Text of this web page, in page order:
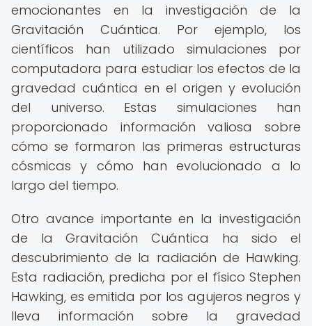
emocionantes en la investigación de la
Gravitación Cuántica. Por ejemplo, los
científicos han utilizado simulaciones por
computadora para estudiar los efectos de la
gravedad cuántica en el origen y evolución
del universo. Estas simulaciones han
proporcionado información valiosa sobre
cómo se formaron las primeras estructuras
cósmicas y cómo han evolucionado a lo
largo del tiempo.
Otro avance importante en la investigación
de la Gravitación Cuántica ha sido el
descubrimiento de la radiación de Hawking.
Esta radiación, predicha por el físico Stephen
Hawking, es emitida por los agujeros negros y
lleva información sobre la gravedad